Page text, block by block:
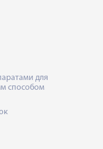
для
способом